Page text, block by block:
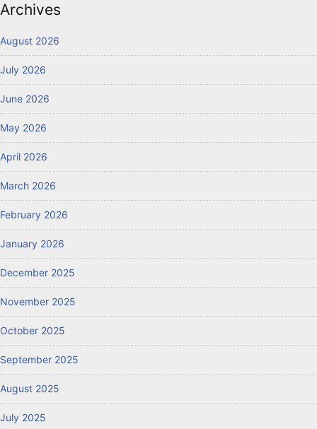
Archives
August 2026
July 2026
June 2026
May 2026
April 2026
March 2026
February 2026
January 2026
December 2025
November 2025
October 2025
September 2025
August 2025
July 2025